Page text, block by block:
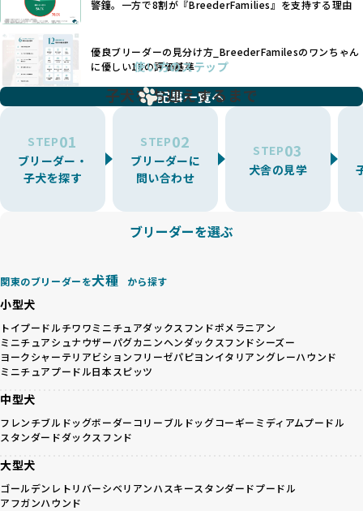
が行き届かない多頭飼育等も問題です。これらのブリーディ
ング手法は、ワンちゃんの福祉を無視し、利益のみを追求す
るブリーダーによるものが多く、消費者にとっても深刻な課
題となっています。
BreederFamiliesでは、こうしたワンちゃんに優しくないブ
リーディングをなくすため、すべてのワンちゃんを家族のよ
うに大切に飼育・繁殖を行っている「優良ブリーダー」のみ
BreederFamiliesでは、アニマルウェルフェアを最優先に考
えた6つの絶対基準と12の総合基準を設定しています。これに
ことを徹底しています。
BreederFamiliesでは、以下の6項目を必須条件とし、これら
基づいた責任あるブリーディングを確保しています。
さらに、健康管理、社会性の育成、遺伝子検査、食事や運動
の質など、ワンちゃんの心身に配慮した飼育環境が整ってい
るかを評価する12項目の総合基準を設けています。これによ
り、より高い基準をクリアしたブリーダーだけを厳選してい
ます。
良ブリーダーのみが登録されています。
BreederFamiliesでは、法令に準拠するだけでなく、ワンち
ゃんを家族のように愛するという理念を共有するブリーダー
心して選べる選択肢を提供しています。
「BreederFamilesのワンちゃんに優しい18の評価基準」は
こちら
優良ブリーダーは、少数の犬種（一般的に3種以内）に絞って
繁殖を行い、各犬種の特徴を熟知しています。これにより、
犬種ごとの健康管理や繁殖において質の高いケアを提供する
ことが可能です。
一方、営利優先ブリーダーは流行や需要に応じて扱う犬種を
増やす傾向があり、犬種ごとに異なる健康問題や適切な育成
環境を十分に考慮しない場合があります。こうしたブリーダ
たりストレスを抱えたりするリスクが高まります。
「少数の犬種に集中」の詳細はこちら
すが、無計画な交配には健康リスクが伴います。異なる犬種
の特徴を持つことで予測しにくい健康問題が発生する可能性
が高く、診断や治療も複雑化する場合があります。また、ミ
待する理想と現実が大きく異なることも少なくありません。
健康と性格を次世代に引き継ぐために、ミックス犬の繁殖を
避けます。無計画な交配がもたらすリスクを理解し、飼い主
への十分な説明とアフターフォローを確保できる範囲での繁
殖を徹底しているのです。
一方、営利優先ブリーダーは流行や需要に応じて安易にミッ
クス犬を繁殖し、健康管理や飼い主への配慮が不十分なこと
等体格の異なるリスクの高い交配を行うこともあります。
「ミックス犬を繁殖しない」の詳細はこちら
ペットショップやペットオークションは、流通過程でワンち
ゃんが長時間の輸送を強いられたり、狭いケージに閉じ込め
警鐘。一方で8割が『BreederFamilies』を支持する理由
優良ブリーダーの見分け方_BreederFamilesのワンちゃん
に優しい18の評価基準
記事一覧へ
使い方のステップ
子犬をお迎えするまで
STEP01
ブリーダー・
子犬を探す
STEP02
ブリーダーに
問い合わせ
STEP03
犬舎の見学
ブリーダーを選ぶ
関東のブリーダーを犬種 から探す
小型犬
トイプードルチワワミニチュアダックスフンドポメラニアン
ミニチュアシュナウザーパグカニンヘンダックスフンドシーズー
ヨークシャーテリアビションフリーゼパピヨンイタリアングレーハウンド
ミニチュアプードル日本スピッツ
中型犬
フレンチブルドッグボーダーコリーブルドッグコーギー ミディアムプードル
スタンダードダックスフンド
大型犬
ゴールデンレトリバーシベリアンハスキースタンダードプードル
アフガンハウンド